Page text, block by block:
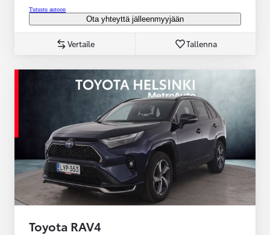
Tutustu autoon
Ota yhteyttä jälleenmyyjään
Vertaile Tallenna
Toyota RAV4